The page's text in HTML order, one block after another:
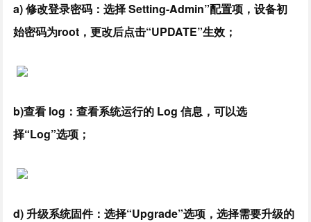
a) 修改登录密码：选择 Setting-Admin”配置项，设备初
始密码为root，更改后点击“UPDATE”生效；
b)查看 log：查看系统运行的 Log 信息，可以选
择“Log”选项；
d) 升级系统固件：选择“Upgrade”选项，选择需要升级的